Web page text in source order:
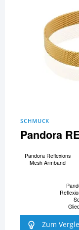
SCHMUCK
Pandora
Pandora Reflexions
Mesh Armband
Zum